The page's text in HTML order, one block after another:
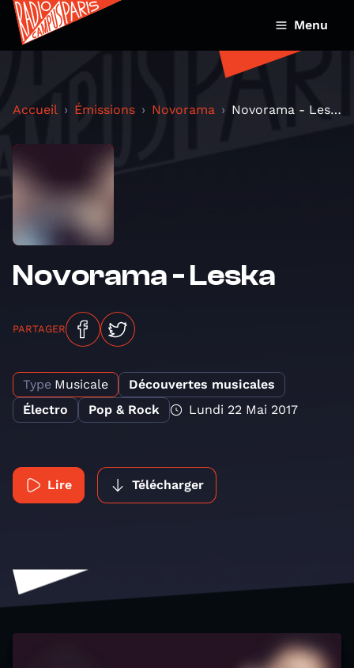
Menu
Accueil Émissions Novorama Novorama - Leska
Novorama - Leska
PARTAGER
Type Musicale
Découvertes musicales
Électro
Pop & Rock Lundi 22 Mai 2017
Lire Télécharger